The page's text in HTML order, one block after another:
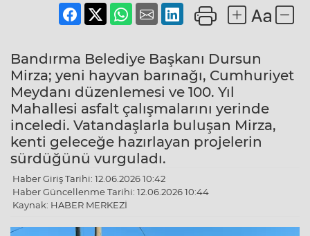
Bandırma Belediye Başkanı Dursun
Mirza; yeni hayvan barınağı, Cumhuriyet
Meydanı düzenlemesi ve 100. Yıl
Mahallesi asfalt çalışmalarını yerinde
inceledi. Vatandaşlarla buluşan Mirza,
kenti geleceğe hazırlayan projelerin
sürdüğünü vurguladı.
Haber Giriş Tarihi: 12.06.2026 10:42
Haber Güncellenme Tarihi: 12.06.2026 10:44
Kaynak: HABER MERKEZİ